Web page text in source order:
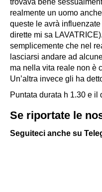
trovava bene
realmente un uomo
queste le avrà
dirette mi sa
semplicemente che nel
lasciarsi andare ad
ma nella vita reale non è
Un’altra invece gli ha
Puntata durata h 1.30 e
Se riportate le
Seguiteci anche su